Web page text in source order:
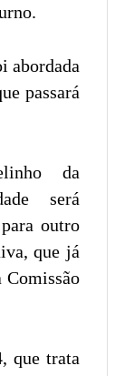
abordada
passará
da
será
outro
que já
Comissão
que trata